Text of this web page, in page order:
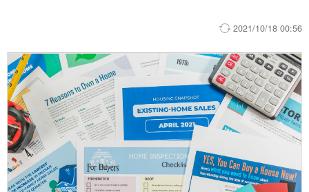
2021/10/18 00:56